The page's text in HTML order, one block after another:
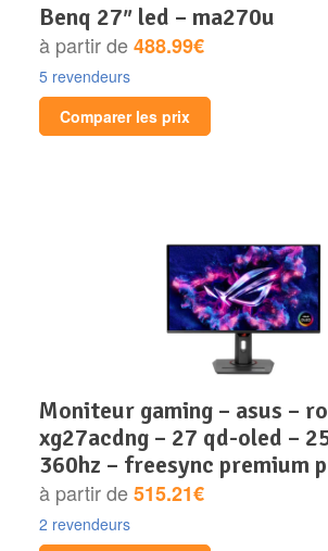
benq 27″ led – ma270u
à partir de488.99€
5 revendeurs
Comparer les prix
moniteur gaming – asus – rog strix oled
xg27acdng – 27 qd-oled –
360hz – freesync premium
à partir de515.21€
2 revendeurs